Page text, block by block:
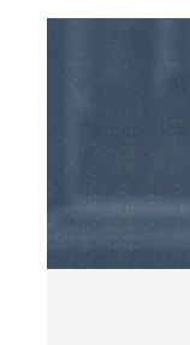
El panel de
momento
progreso del
presente. El
de material
muestran en
que permite
coherentes